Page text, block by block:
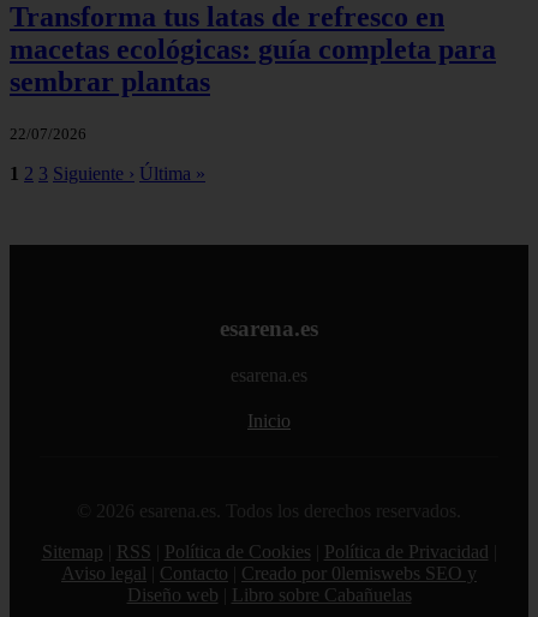
Transforma tus latas de refresco en
macetas ecológicas: guía completa para
sembrar plantas
22/07/2026
1 2 3 Siguiente › Última »
esarena.es
esarena.es
Inicio
© 2026 esarena.es. Todos los derechos reservados.
Sitemap
RSS Política de Cookies Política de Privacidad
Aviso legal
Contacto
Creado por 0lemiswebs SEO y
Diseño web
Libro sobre Cabañuelas